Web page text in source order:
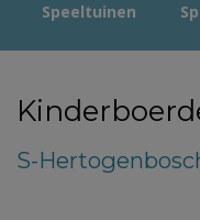
Speeltuinen
S-